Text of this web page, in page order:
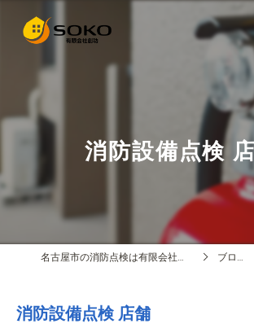
消防設備点検
名古屋市の消防点検は有限会社創功 ブログ
消防設備点検 店舗